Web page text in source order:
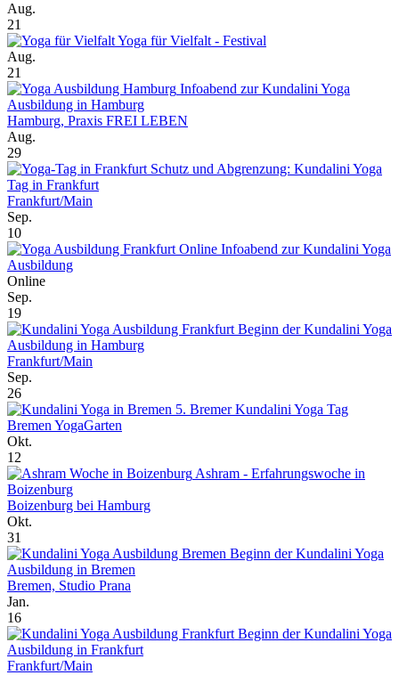
Aug.
21
Yoga für Vielfalt - Festival
Aug.
21
Infoabend zur Kundalini Yoga
Ausbildung in Hamburg
Hamburg, Praxis FREI LEBEN
Aug.
29
Schutz und Abgrenzung: Kundalini Yoga
Tag in Frankfurt
Frankfurt/Main
Sep.
10
Online Infoabend zur Kundalini Yoga
Ausbildung
Online
Sep.
19
Beginn der Kundalini Yoga
Ausbildung in Hamburg
Frankfurt/Main
Sep.
26
5. Bremer Kundalini Yoga Tag
Bremen YogaGarten
Okt.
12
Ashram - Erfahrungswoche in
Boizenburg
Boizenburg bei Hamburg
Okt.
31
Beginn der Kundalini Yoga
Ausbildung in Bremen
Bremen, Studio Prana
Jan.
16
Beginn der Kundalini Yoga
Ausbildung in Frankfurt
Frankfurt/Main